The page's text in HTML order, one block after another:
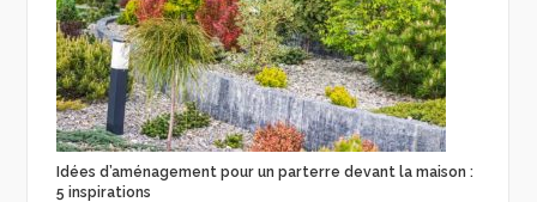
Idées d’aménagement pour un parterre devant la maison :
5 inspirations